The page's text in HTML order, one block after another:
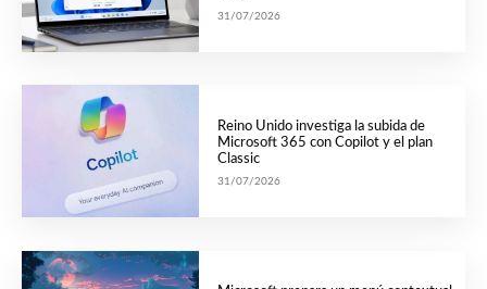
31/07/2026
Reino Unido investiga la subida de
Microsoft 365 con Copilot y el plan
Classic
31/07/2026